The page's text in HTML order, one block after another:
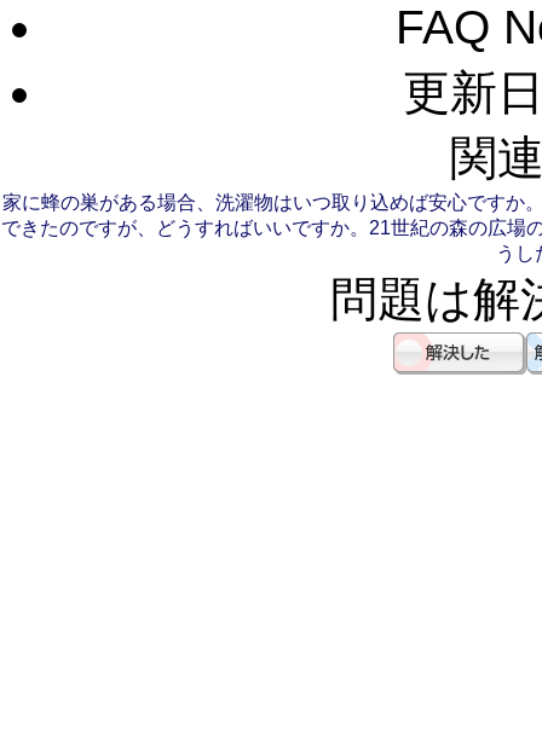
FAQ
更新
関
家に蜂の巣がある場合、洗濯物はいつ取り込めば安心ですか
できたのですが、どうすればいいですか。 21世紀の森の広場
うし
問題は解